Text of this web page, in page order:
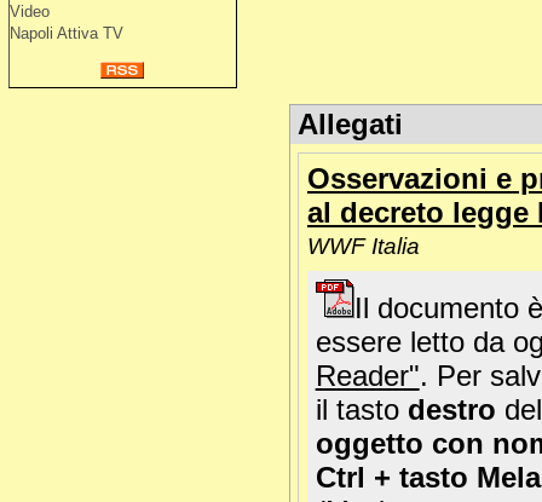
Video
Napoli Attiva TV
Allegati
Osservazioni e
al decreto legge
WWF Italia
Il documento
essere letto da
Reader". Per
il tasto destro
oggetto con
Ctrl + tasto Mela